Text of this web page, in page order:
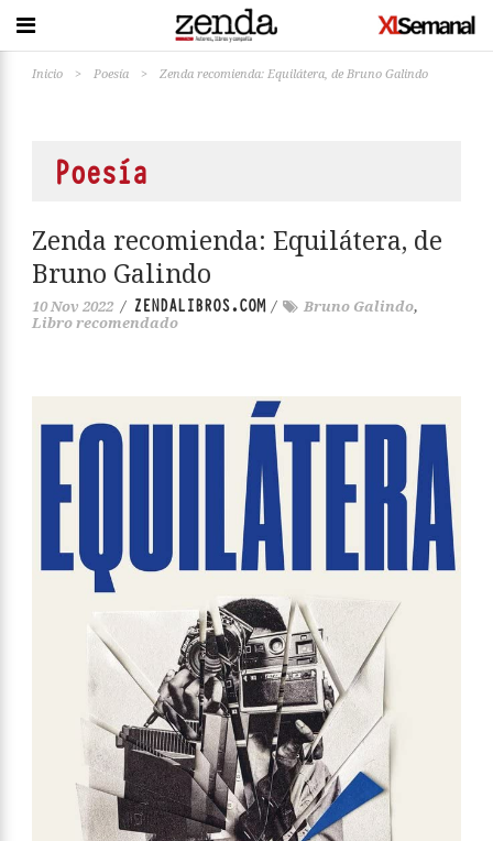
Inicio > Poesía > Zenda recomienda: Equilátera, de Bruno Galindo
Poesía
Zenda recomienda: Equilátera, de
Bruno Galindo
10 Nov 2022 / ZENDALIBROS.COM/ Bruno Galindo,
Libro recomendado